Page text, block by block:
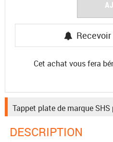
Cet achat vous fera
Tappet plate de marque
DESCRIPTION